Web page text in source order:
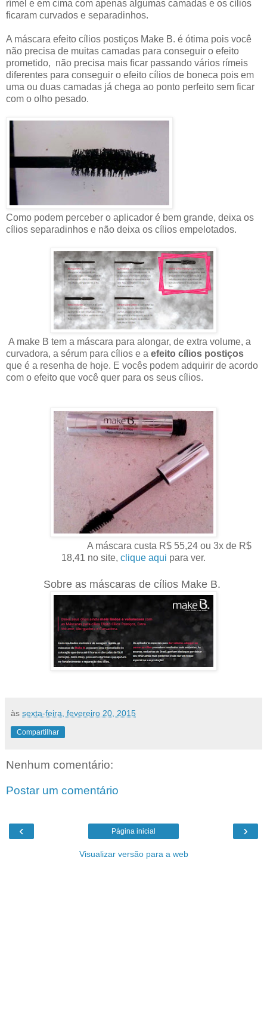
rímel e em cima com apenas algumas camadas e os cílios
ficaram curvados e separadinhos.
A máscara efeito cílios postiços Make B. é ótima pois você
não precisa de muitas camadas para conseguir o efeito
prometido, não precisa mais ficar passando vários rímeis
diferentes para conseguir o efeito cílios de boneca pois em
uma ou duas camadas já chega ao ponto perfeito sem ficar
com o olho pesado.
Como podem perceber o aplicador é bem grande, deixa os
cílios separadinhos e não deixa os cílios empelotados.
A make B tem a máscara para alongar, de extra volume, a
curvadora, a sérum para cílios e a efeito cílios postiços
que é a resenha de hoje. E vocês podem adquirir de acordo
com o efeito que você quer para os seus cílios.
A máscara custa R$ 55,24 ou 3x de R$
18,41 no site, clique aqui para ver.
Sobre as máscaras de cílios Make B.
às sexta-feira, fevereiro 20, 2015
Compartilhar
Nenhum comentário:
Postar um comentário
‹ ›
Página inicial
Visualizar versão para a web